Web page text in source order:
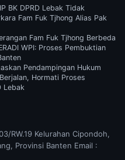
BK DPRD Lebak Tidak
Fam Fuk Tjhong Alias Pak
Fam Fuk Tjhong Berbeda
WPI: Proses Pembuktian
Pendampingan Hukum
Hormati Proses
Lebak
RW.19 Kelurahan Cipondoh,
Provinsi Banten Email :